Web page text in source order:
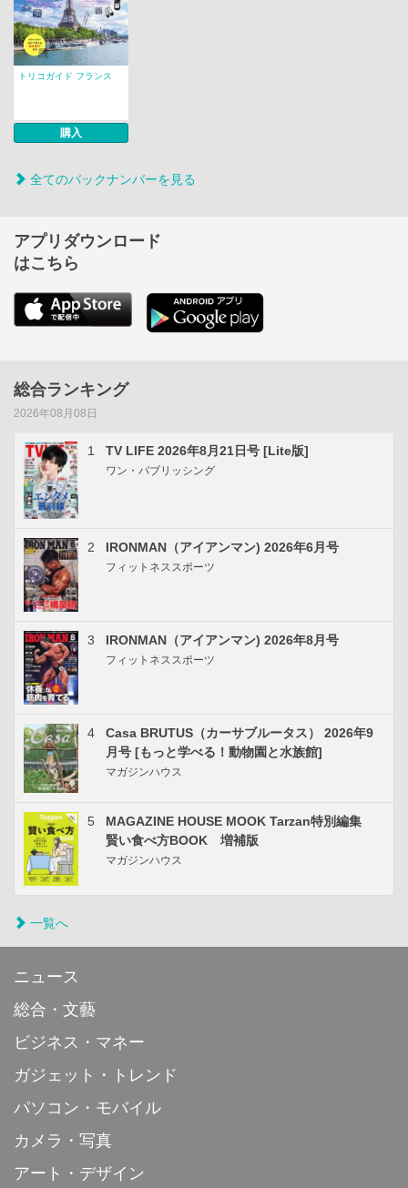
トリコガイド フランス
購入
全てのバックナンバーを見る
アプリダウンロード
はこちら
総合ランキング
2026年08月08日
1 TV LIFE 2026年8月21日号 [Lite版]
ワン・パブリッシング
2 IRONMAN（アイアンマン) 2026年6月号
フィットネススポーツ
3 IRONMAN（アイアンマン) 2026年8月号
フィットネススポーツ
4
Casa BRUTUS（カーサブルータス） 2026年9
月号 [もっと学べる！動物園と水族館]
マガジンハウス
5
MAGAZINE HOUSE MOOK Tarzan特別編集
賢い食べ方BOOK 増補版
マガジンハウス
一覧へ
ニュース
総合・文藝
ビジネス・マネー
ガジェット・トレンド
パソコン・モバイル
カメラ・写真
アート・デザイン